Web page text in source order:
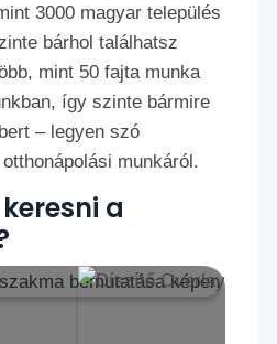
3000 magyar település
bárhol találhatsz
mint 50 fajta munka
így szinte bármire
– legyen szó
munkáról.
a